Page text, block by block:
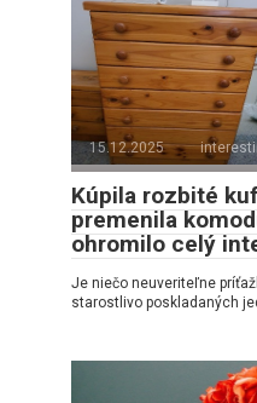
15.12.2025
Kúpila rozbité
premenila
ohromilo celý
Je niečo neuveriteľne
starostlivo poskladaných